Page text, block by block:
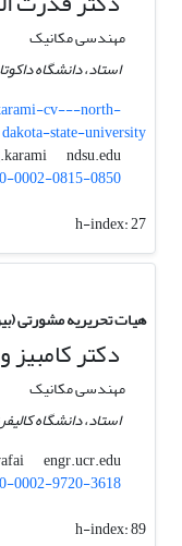
مهندسی مکانیک
استاد، دانشگاه
cv---north-
dakota-state-university
g.karami
ndsu.edu
0002-0815-0850
h-index:27
هیات تحریریه مشورتی
دکتر کامبیز
مهندسی مکانیک
استاد، دانشگاه
vafai
engr.ucr.edu
0002-9720-3618
h-index:89